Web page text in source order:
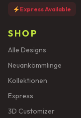
Express Available
SHOP
Alle Designs
Neuankömmlinge
Kollektionen
Express
3D Customizer